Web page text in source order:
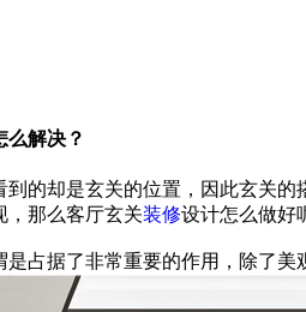
么解决？
的却是玄关的位置，因此玄关
，那么客厅玄关装修设计怎么做好
占据了非常重要的作用，除了